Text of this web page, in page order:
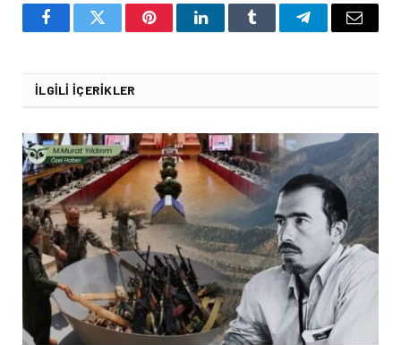
FacebookTwitter PinterestLinkedInTumblr TelegramEmail
İLGILI İÇERIKLER